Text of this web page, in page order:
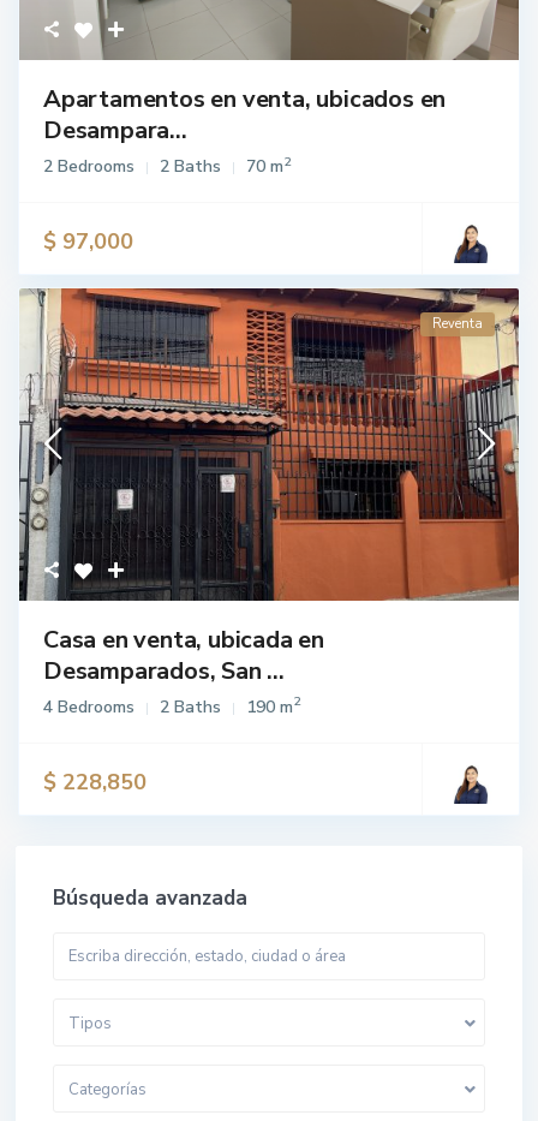
Apartamentos en venta, ubicados en
Desampara...
2 Bedrooms 2 Baths 70 m2
$ 97,000
Reventa
Casa en venta, ubicada en
Desamparados, San ...
4 Bedrooms 2 Baths 190 m2
$ 228,850
Búsqueda avanzada
Tipos
Categorías